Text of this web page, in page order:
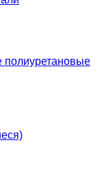
полиуретановые